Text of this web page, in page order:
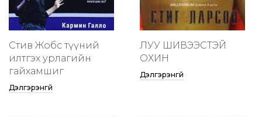
Стив Жобс түүний
илтгэх урлагийн
гайхамшиг
Дэлгэрэнгүй
ЛУУ ШИВЭЭСТЭЙ
ОХИН
Дэлгэрэнгүй